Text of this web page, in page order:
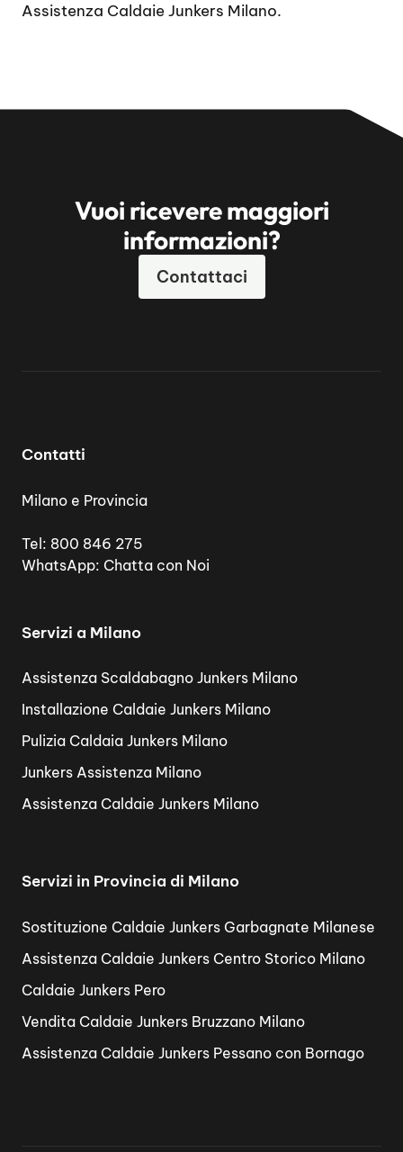
Assistenza Caldaie Junkers Milano.
Vuoi ricevere maggiori
informazioni?
Contattaci
Contatti
Milano e Provincia
Tel: 800 846 275
WhatsApp: Chatta con Noi
Servizi a Milano
Assistenza Scaldabagno Junkers Milano
Installazione Caldaie Junkers Milano
Pulizia Caldaia Junkers Milano
Junkers Assistenza Milano
Assistenza Caldaie Junkers Milano
Servizi in Provincia di Milano
Sostituzione Caldaie Junkers Garbagnate Milanese
Assistenza Caldaie Junkers Centro Storico Milano
Caldaie Junkers Pero
Vendita Caldaie Junkers Bruzzano Milano
Assistenza Caldaie Junkers Pessano con Bornago